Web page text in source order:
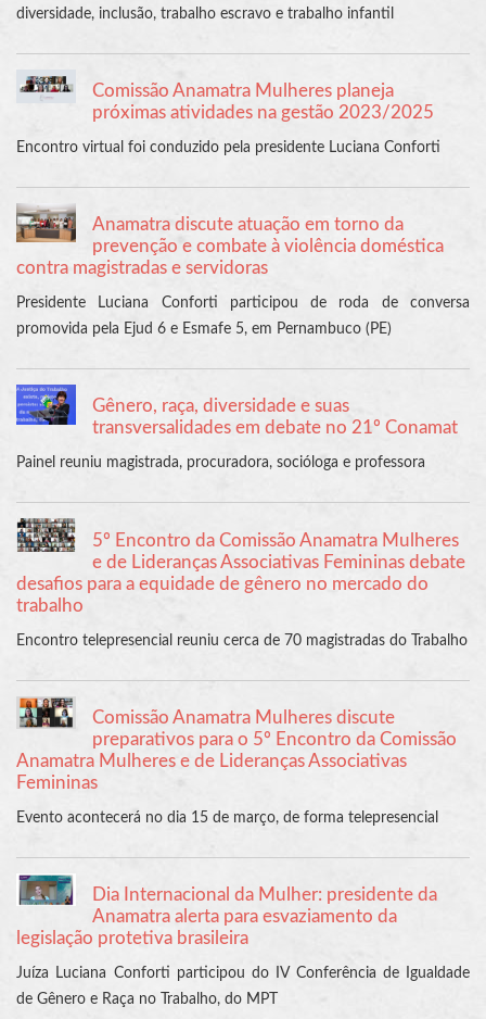
diversidade, inclusão, trabalho escravo e trabalho infantil
Comissão Anamatra Mulheres planeja
próximas atividades na gestão 2023/2025
Encontro virtual foi conduzido pela presidente Luciana Conforti
Anamatra discute atuação em torno da
prevenção e combate à violência doméstica
contra magistradas e servidoras
Presidente Luciana Conforti participou de roda de conversa
promovida pela Ejud 6 e Esmafe 5, em Pernambuco (PE)
Gênero, raça, diversidade e suas
transversalidades em debate no 21º Conamat
Painel reuniu magistrada, procuradora, socióloga e professora
5º Encontro da Comissão Anamatra Mulheres
e de Lideranças Associativas Femininas debate
desafios para a equidade de gênero no mercado do
trabalho
Encontro telepresencial reuniu cerca de 70 magistradas do Trabalho
Comissão Anamatra Mulheres discute
preparativos para o 5º Encontro da Comissão
Anamatra Mulheres e de Lideranças Associativas
Femininas
Evento acontecerá no dia 15 de março, de forma telepresencial
Dia Internacional da Mulher: presidente da
Anamatra alerta para esvaziamento da
legislação protetiva brasileira
Juíza Luciana Conforti participou do IV Conferência de Igualdade
de Gênero e Raça no Trabalho, do MPT